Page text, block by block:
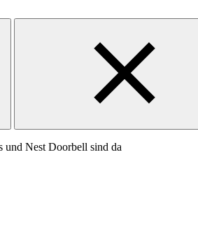
und Nest Doorbell sind da